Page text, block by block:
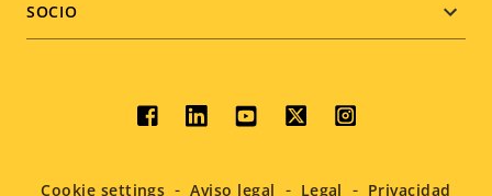
SOCIO
Social
menu
Cookie settings Aviso legal Legal Privacidad